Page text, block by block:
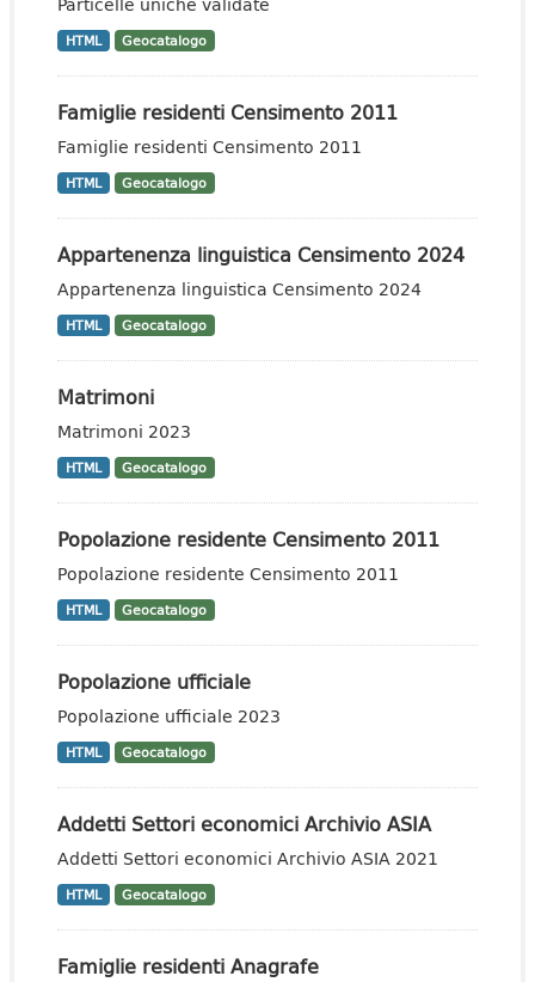
HTML Geocatalogo
Famiglie residenti Censimento 2011
Famiglie residenti Censimento 2011
HTML Geocatalogo
Appartenenza linguistica Censimento 2024
Appartenenza linguistica Censimento 2024
HTML Geocatalogo
Matrimoni
Matrimoni 2023
HTML Geocatalogo
Popolazione residente Censimento 2011
Popolazione residente Censimento 2011
HTML Geocatalogo
Popolazione ufficiale
Popolazione ufficiale 2023
HTML Geocatalogo
Addetti Settori economici Archivio ASIA
Addetti Settori economici Archivio ASIA 2021
HTML Geocatalogo
Famiglie residenti Anagrafe